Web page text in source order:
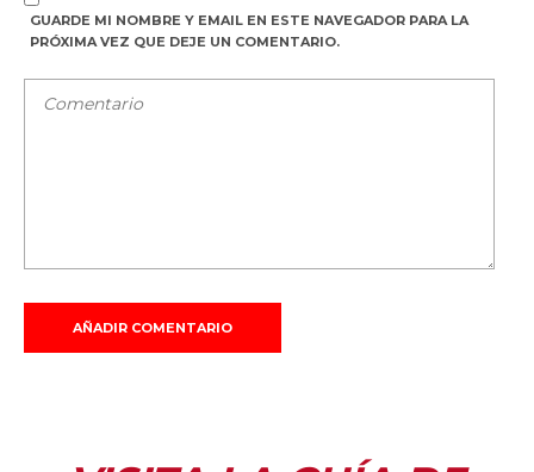
GUARDE MI NOMBRE Y EMAIL EN ESTE NAVEGADOR PARA LA
PRÓXIMA VEZ QUE DEJE UN COMENTARIO.